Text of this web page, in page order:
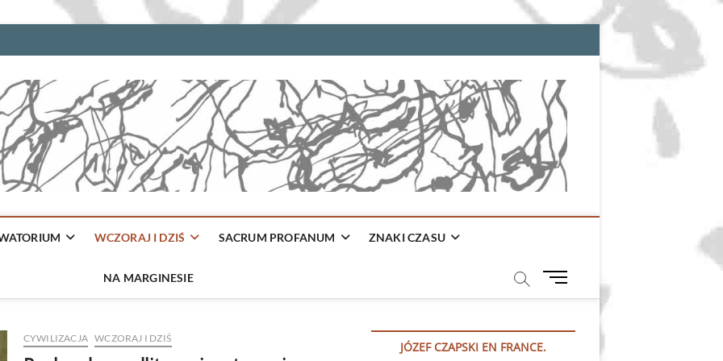
WCZORAJ I DZIŚ SACRUM PROFANUM ZNAKI CZASU
NA MARGINESIE
M
u
CYWILIZACJA WCZORAJ I DZIŚ
JÓZEF CZAPSKI EN FRANCE.